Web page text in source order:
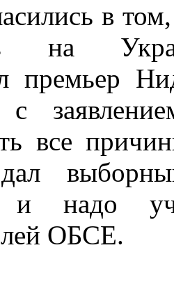
в
на
премьер
с
все
и надо
ОБСЕ.